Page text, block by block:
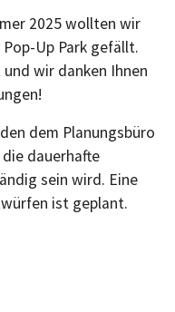
2025 wollten wir
Up Park gefällt.
wir danken Ihnen
dem Planungsbüro
dauerhafte
sein wird. Eine
ist geplant.